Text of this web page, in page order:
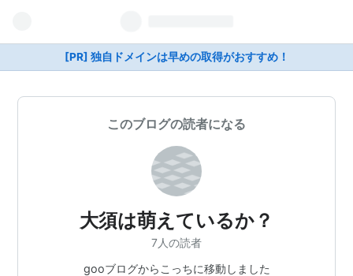
[PR] 独自ドメインは早めの取得がおすすめ！
このブログの読者になる
大須は萌えているか？
7人の読者
gooブログからこっちに移動しました